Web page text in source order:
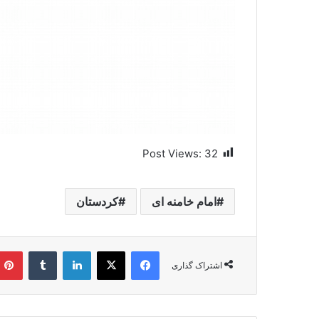
Post Views: 32
امام خامنه ای کردستان
اشتراک گذاری
فیسبوکایکس لینکداین تامبلر